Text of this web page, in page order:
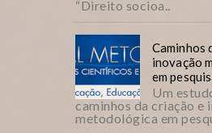
“Direito socioa..
Caminhos
inovação
em
Um
caminhos da criação e
metodológica em